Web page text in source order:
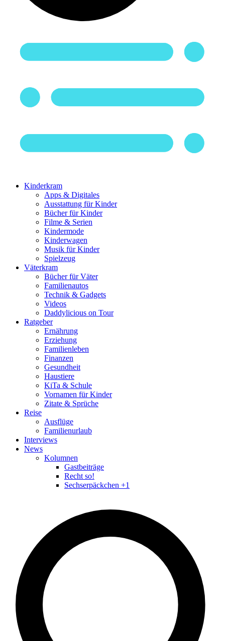
Kinderkram
Apps & Digitales
Ausstattung für Kinder
Bücher für Kinder
Filme & Serien
Kindermode
Kinderwagen
Musik für Kinder
Spielzeug
Väterkram
Bücher für Väter
Familienautos
Technik & Gadgets
Videos
Daddylicious on Tour
Ratgeber
Ernährung
Erziehung
Familienleben
Finanzen
Gesundheit
Haustiere
KiTa & Schule
Vornamen für Kinder
Zitate & Sprüche
Reise
Ausflüge
Familienurlaub
Interviews
News
Kolumnen
Gastbeiträge
Recht so!
Sechserpäckchen +1